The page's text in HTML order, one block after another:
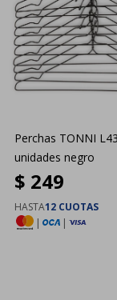
Perchas TONNI
unidades negro
$ 249
HASTA12 CUOTAS
|
|